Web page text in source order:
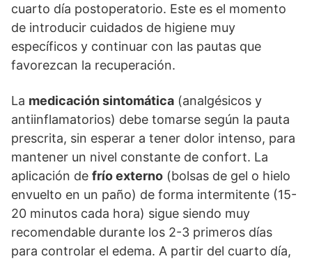
cuarto día postoperatorio. Este es el momento
de introducir cuidados de higiene muy
específicos y continuar con las pautas que
favorezcan la recuperación.
La medicación sintomática (analgésicos y
antiinflamatorios) debe tomarse según la pauta
prescrita, sin esperar a tener dolor intenso, para
mantener un nivel constante de confort. La
aplicación de frío externo (bolsas de gel o hielo
envuelto en un paño) de forma intermitente (15-
20 minutos cada hora) sigue siendo muy
recomendable durante los 2-3 primeros días
para controlar el edema. A partir del cuarto día,